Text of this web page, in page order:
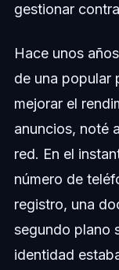
gestionar
Hace unos
de una popular
mejorar el
anuncios, noté
red. En el
número de
registro, una
segundo plano
identidad